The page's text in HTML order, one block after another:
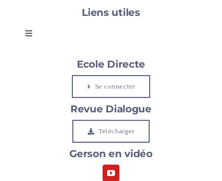
Liens utiles
Toggle
Rejoindre Gerson
Ecole Directe
Se connecter
Revue Dialogue
Télécharger
Gerson en vidéo